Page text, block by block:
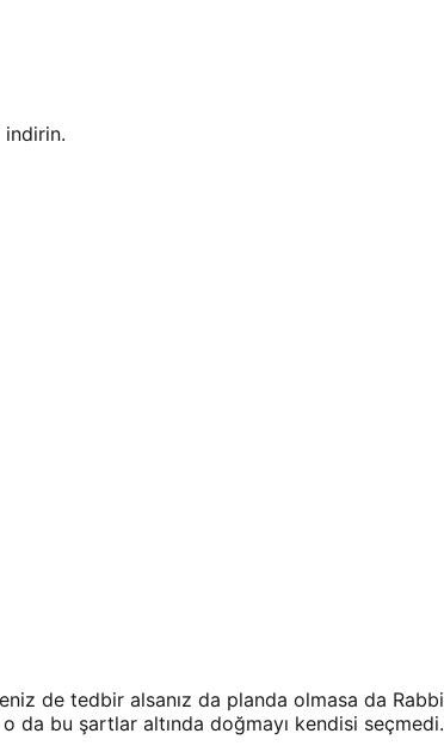
indirin.
de tedbir alsanız da planda olmasa da
da bu şartlar altında doğmayı kendisi seçmedi.